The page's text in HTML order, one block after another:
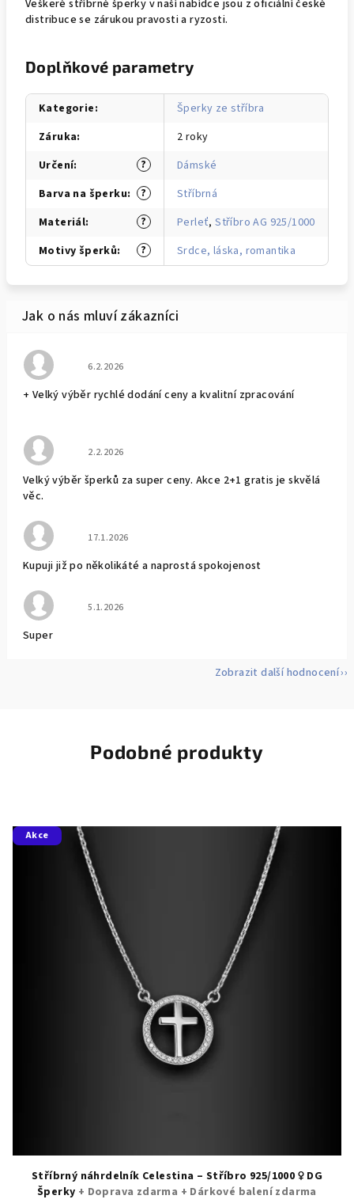
Veškeré stříbrné šperky v naší nabídce jsou z oficiální české
distribuce se zárukou pravosti a ryzosti.
Doplňkové parametry
Kategorie:
Šperky ze stříbra
Záruka:
2 roky
?
Určení:
Dámské
?
Barva na šperku:
Stříbrná
?
Materiál: Perleť,Stříbro AG 925/1000
?
Motivy šperků: Srdce, láska, romantika
Hodnocení obchodu je 5 z 5 hvězdiček.
6.2.2026
+ Velký výběr rychlé dodání ceny a kvalitní zpracování
Hodnocení obchodu je 5 z 5 hvězdiček.
2.2.2026
Velký výběr šperků za super ceny. Akce 2+1 gratis je skvělá
věc.
Hodnocení obchodu je 5 z 5 hvězdiček.
17.1.2026
Kupuji již po několikáté a naprostá spokojenost
Hodnocení obchodu je 5 z 5 hvězdiček.
5.1.2026
Super
Zobrazit další hodnocení
Podobné produkty
Akce
Stříbrný náhrdelník Celestina – Stříbro 925/1000 ♀️ DG
Šperky + Doprava zdarma + Dárkové balení zdarma